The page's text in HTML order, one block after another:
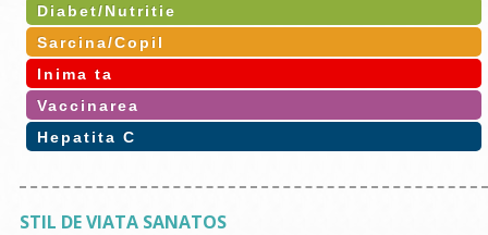
Diabet/Nutritie
Sarcina/Copil
Inima ta
Vaccinarea
Hepatita C
STIL DE VIATA SANATOS